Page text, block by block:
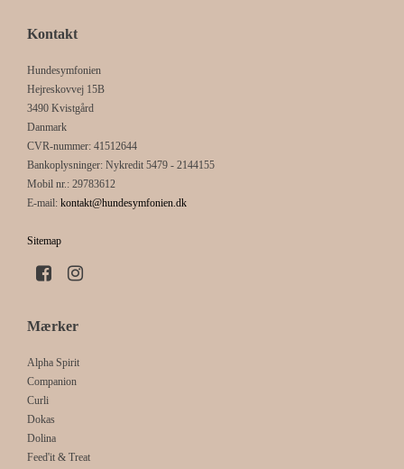
Kontakt
Hundesymfonien
Hejreskovvej 15B
3490 Kvistgård
Danmark
CVR-nummer: 41512644
Bankoplysninger: Nykredit 5479 - 2144155
Mobil nr.: 29783612
E-mail: kontakt@hundesymfonien.dk
Sitemap
Mærker
Alpha Spirit
Companion
Curli
Dokas
Dolina
Feed'it & Treat